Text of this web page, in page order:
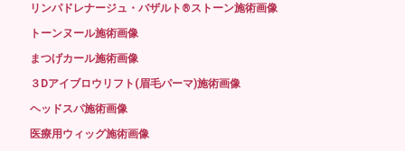
リンパドレナージュ・バザルト®ストーン施術画像
トーンヌール施術画像
まつげカール施術画像
３Dアイブロウリフト(眉毛パーマ)施術画像
ヘッドスパ施術画像
医療用ウィッグ施術画像